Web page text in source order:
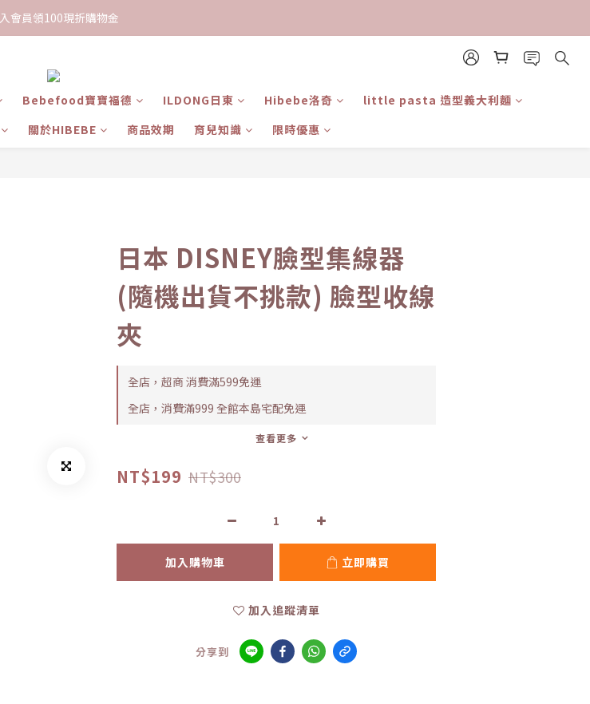
單送餅乾乙包，滿$999免運
會員領100現折購物金
Bebefood寶寶福德 ILDONG日東 Hibebe洛奇
little pasta 造型義大利麵
關於HIBEBE 商品效期 育兒知識 限時優惠
日本 DISNEY臉型集線器
(隨機出貨不挑款) 臉型收線
夾
全店，超商 消費滿599免運
全店，消費滿999 全館本島宅配免運
查看更多
NT$199 NT$300
加入購物車 立即購買
加入追蹤清單
分享到